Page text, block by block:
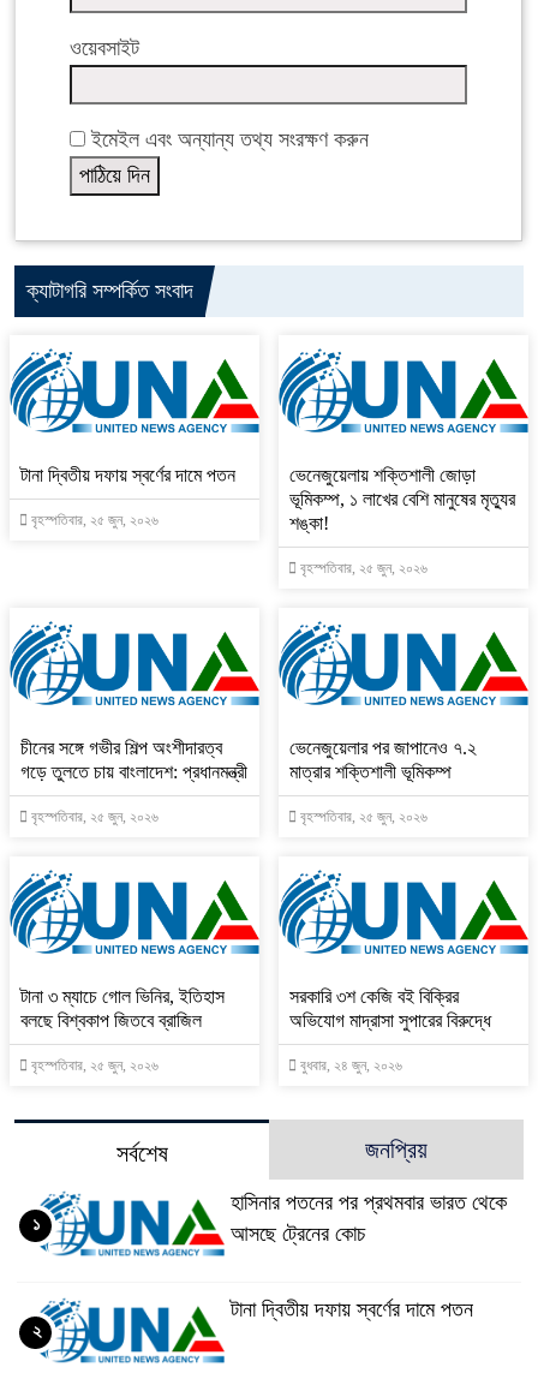
ওয়েবসাইট
ইমেইল এবং অন্যান্য তথ্য সংরক্ষণ করুন
ক্যাটাগরি সম্পর্কিত সংবাদ
টানা দ্বিতীয় দফায় স্বর্ণের দামে পতন
বৃহস্পতিবার, ২৫ জুন, ২০২৬
ভেনেজুয়েলায় শক্তিশালী জোড়া
ভূমিকম্প, ১ লাখের বেশি মানুষের মৃত্যুর
শঙ্কা!
বৃহস্পতিবার, ২৫ জুন, ২০২৬
চীনের সঙ্গে গভীর শিল্প অংশীদারত্ব
গড়ে তুলতে চায় বাংলাদেশ: প্রধানমন্ত্রী
বৃহস্পতিবার, ২৫ জুন, ২০২৬
ভেনেজুয়েলার পর জাপানেও ৭.২
মাত্রার শক্তিশালী ভূমিকম্প
বৃহস্পতিবার, ২৫ জুন, ২০২৬
টানা ৩ ম্যাচে গোল ভিনির, ইতিহাস
বলছে বিশ্বকাপ জিতবে ব্রাজিল
বৃহস্পতিবার, ২৫ জুন, ২০২৬
সরকারি ৩শ কেজি বই বিক্রির
অভিযোগ মাদ্রাসা সুপারের বিরুদ্ধে
বুধবার, ২৪ জুন, ২০২৬
সর্বশেষ জনপ্রিয়
হাসিনার পতনের পর প্রথমবার ভারত থেকে
আসছে ট্রেনের কোচ
১
টানা দ্বিতীয় দফায় স্বর্ণের দামে পতন
২